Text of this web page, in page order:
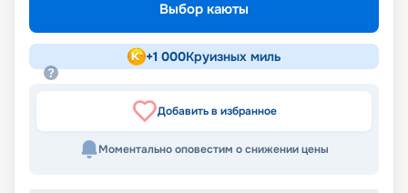
Выбор каюты
+1 000Круизных миль
Добавить в избранное
Моментально оповестим о снижении цены